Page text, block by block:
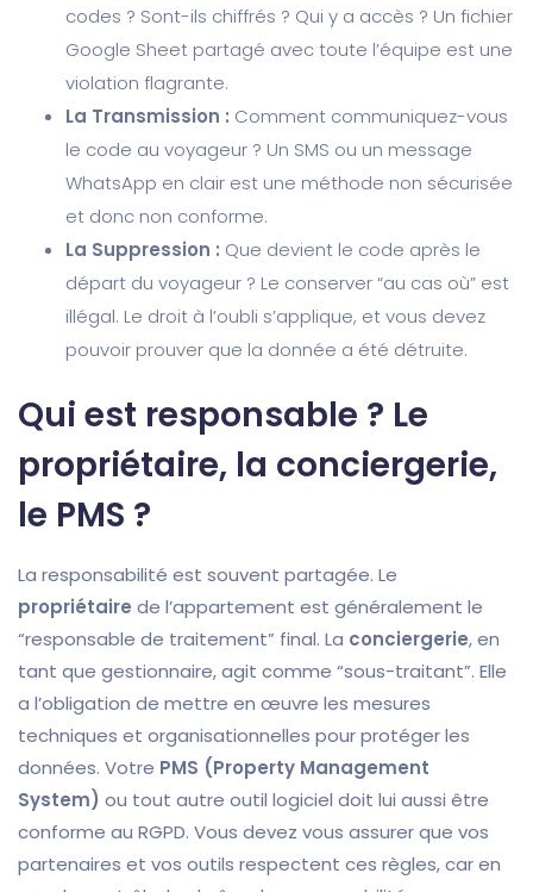
codes ? Sont-ils chiffrés ? Qui y a accès ? Un fichier
Google Sheet partagé avec toute l’équipe est une
violation flagrante.
La Transmission : Comment communiquez-vous
le code au voyageur ? Un SMS ou un message
WhatsApp en clair est une méthode non sécurisée
et donc non conforme.
La Suppression : Que devient le code après le
départ du voyageur ? Le conserver “au cas où” est
illégal. Le droit à l’oubli s’applique, et vous devez
pouvoir prouver que la donnée a été détruite.
Qui est responsable ? Le
propriétaire, la conciergerie,
le PMS ?
La responsabilité est souvent partagée. Le
propriétaire de l’appartement est généralement le
“responsable de traitement” final. La conciergerie, en
tant que gestionnaire, agit comme “sous-traitant”. Elle
a l’obligation de mettre en œuvre les mesures
techniques et organisationnelles pour protéger les
données. Votre PMS (Property Management
System) ou tout autre outil logiciel doit lui aussi être
conforme au RGPD. Vous devez vous assurer que vos
partenaires et vos outils respectent ces règles, car en